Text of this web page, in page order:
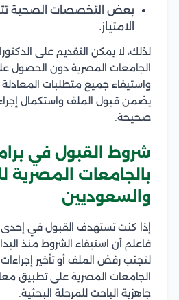
بعض التخصصات الصحية
الامتياز.
لذلك، لا يمكن التقديم على
الجامعات المصرية دون الحصول
واستيفاء جميع متطلبات المعادلة
يضمن قبول الملف واستكمال
صحيحة.
شروط القبول في
بالجامعات المصرية
والسعوديين
إذا كنت تستهدف القبول في إحدى
فاعلم أن استيفاء الشروط منذ
لتجنب رفض الملف أو تأخير
الجامعات المصرية على تطبيق
جاهزية الباحث للمرحلة البحثية: